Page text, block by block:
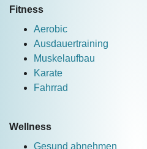
Fitness
Aerobic
Ausdauertraining
Muskelaufbau
Karate
Fahrrad
Wellness
Gesund abnehmen